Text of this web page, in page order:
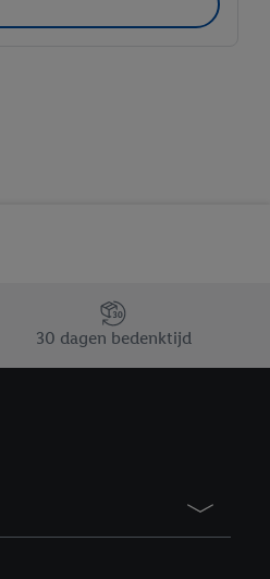
30 dagen bedenktijd